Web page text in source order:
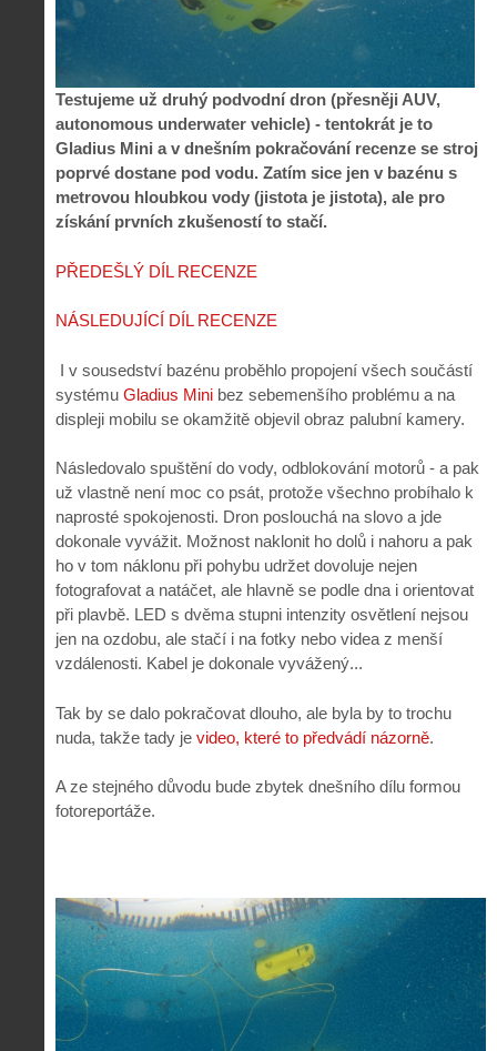
Testujeme už druhý podvodní dron (přesněji AUV,
autonomous underwater vehicle) - tentokrát je to
Gladius Mini a v dnešním pokračování recenze se stroj
poprvé dostane pod vodu. Zatím sice jen v bazénu s
metrovou hloubkou vody (jistota je jistota), ale pro
získání prvních zkušeností to stačí.
PŘEDEŠLÝ DÍL RECENZE
NÁSLEDUJÍCÍ DÍL RECENZE
I v sousedství bazénu proběhlo propojení všech součástí
systému Gladius Mini bez sebemenšího problému a na
displeji mobilu se okamžitě objevil obraz palubní kamery.
Následovalo spuštění do vody, odblokování motorů - a pak
už vlastně není moc co psát, protože všechno probíhalo k
naprosté spokojenosti. Dron poslouchá na slovo a jde
dokonale vyvážit. Možnost naklonit ho dolů i nahoru a pak
ho v tom náklonu při pohybu udržet dovoluje nejen
fotografovat a natáčet, ale hlavně se podle dna i orientovat
při plavbě. LED s dvěma stupni intenzity osvětlení nejsou
jen na ozdobu, ale stačí i na fotky nebo videa z menší
vzdálenosti. Kabel je dokonale vyvážený...
Tak by se dalo pokračovat dlouho, ale byla by to trochu
nuda, takže tady je video, které to předvádí názorně.
A ze stejného důvodu bude zbytek dnešního dílu formou
fotoreportáže.